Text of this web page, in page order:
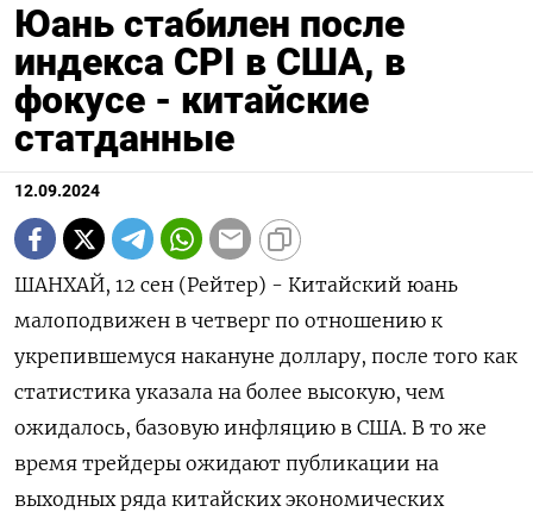
Юань стабилен после
индекса CPI в США, в
фокусе - китайские
статданные
12.09.2024
ШАНХАЙ, 12 сен (Рейтер) - Китайский юань
малоподвижен в четверг по отношению к
укрепившемуся накануне доллару, после того как
статистика указала на более высокую, чем
ожидалось, базовую инфляцию в США. В то же
время трейдеры ожидают публикации на
выходных ряда китайских экономических